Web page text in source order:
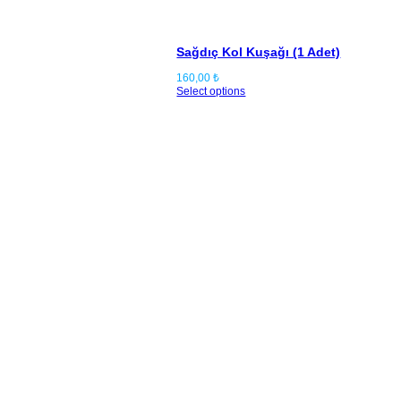
Sağdıç Kol Kuşağı (1 Adet)
160,00₺
Select options